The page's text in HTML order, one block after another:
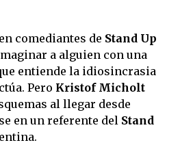
comediantes de Stand Up
a alguien con una
entiende la idiosincrasia
Pero Kristof Micholt
al llegar desde
en un referente del Stand